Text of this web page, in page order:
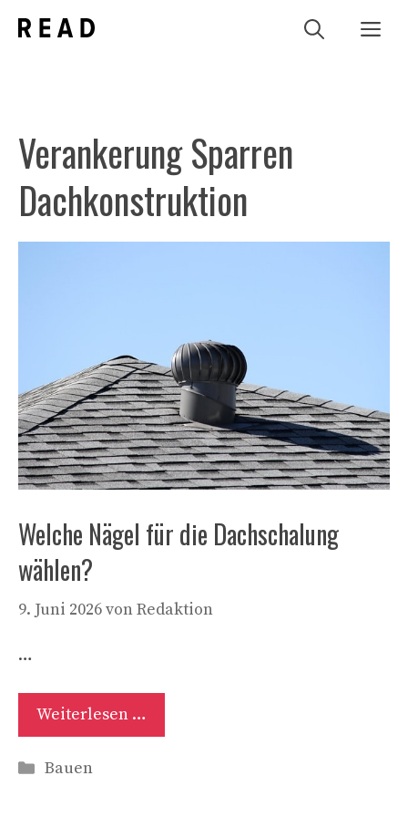
Inhalt
Verankerung Sparren
Dachkonstruktion
Welche Nägel für die Dachschalung
wählen?
9. Juni 2026vonRedaktion
…
Weiterlesen …
Kategorien
Bauen